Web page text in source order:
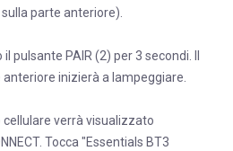
parte anteriore).
pulsante PAIR (2) per 3 secondi. Il
anteriore inizierà a lampeggiare.
verrà visualizzato
Tocca "Essentials BT3